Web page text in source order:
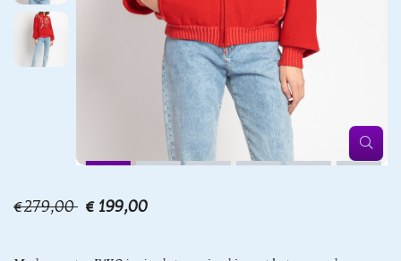
€279,00 € 199,00